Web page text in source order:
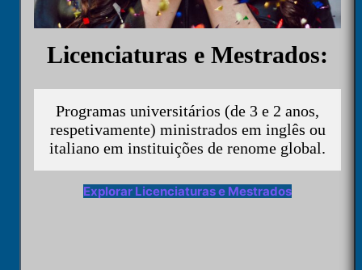
Licenciaturas e Mestrados:
Programas universitários (de 3 e 2 anos,
respetivamente) ministrados em inglês ou
italiano em instituições de renome global.
Explorar Licenciaturas e Mestrados